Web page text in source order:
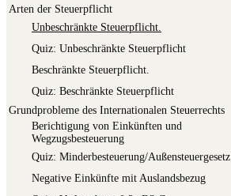
Arten der Steuerpflicht
Unbe­schränk­te Steuerpflicht.
Quiz: Unbe­schränk­te Steuerpflicht
Beschränk­te Steuerpflicht.
Quiz: Beschränk­te Steuerpflicht
Grundprobleme des Internationalen Steuerrechts
Berich­ti­gung von Ein­künf­ten und
Wegzugsbesteuerung
Quiz: Minderbesteuerung/Außensteuergesetz
Nega­ti­ve Ein­künf­te mit Auslandsbezug